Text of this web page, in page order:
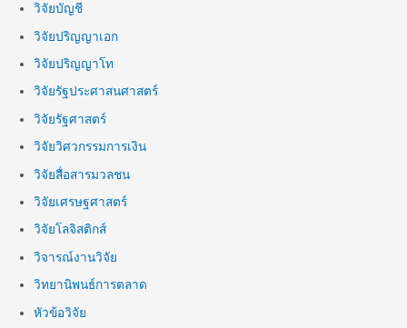
วิจัยบัญชี
วิจัยปริญญาเอก
วิจัยปริญญาโท
วิจัยรัฐประศาสนศาสตร์
วิจัยรัฐศาสตร์
วิจัยวิศวกรรมการเงิน
วิจัยสื่อสารมวลชน
วิจัยเศรษฐศาสตร์
วิจัยโลจิสติกส์
วิจารณ์งานวิจัย
วิทยานิพนธ์การตลาด
หัวข้อวิจัย